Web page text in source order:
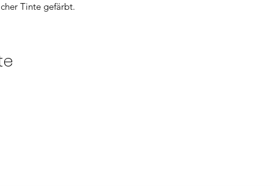
Tinte gefärbt.